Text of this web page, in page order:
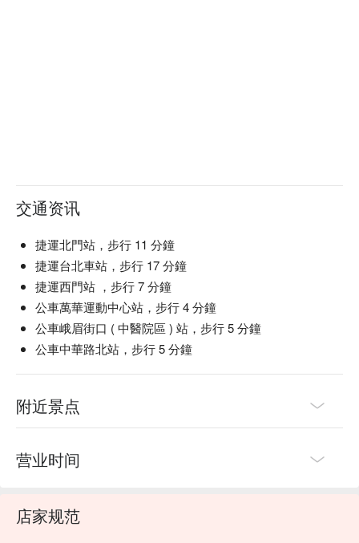
交通资讯
捷運北門站，步行 11 分鐘
捷運台北車站，步行 17 分鐘
捷運西門站 ，步行 7 分鐘
公車萬華運動中心站，步行 4 分鐘
公車峨眉街口 ( 中醫院區 ) 站，步行 5 分鐘
公車中華路北站，步行 5 分鐘
附近景点
营业时间
店家规范